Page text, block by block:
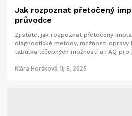
Jak rozpoznat přetočený
průvodce
Zjistěte, jak rozpoznat přetočený
diagnostické metody, možnosti opravy
tabulka léčebných možností a FAQ pro
Klára Horáková říj 8, 2025